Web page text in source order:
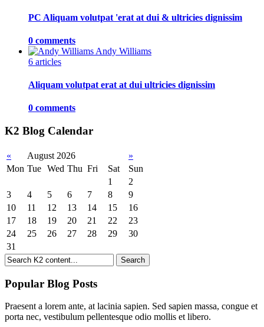
PC Aliquam volutpat 'erat at dui & ultricies dignissim
0 comments
Andy Williams
6 articles
Aliquam volutpat erat at dui ultricies dignissim
0 comments
K2 Blog Calendar
« August 2026
»
Mon Tue Wed Thu Fri Sat
Sun
1
2
3
4 5 6 7 8
9
10
11 12 13 14 15
16
17
18 19 20 21 22
23
24
25 26 27 28 29
30
31
Popular Blog Posts
Praesent a lorem ante, at lacinia sapien. Sed sapien massa, congue et
porta nec, vestibulum pellentesque odio mollis et libero.